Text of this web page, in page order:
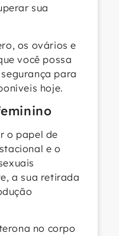
sua
os ovários e
você possa
para
hoje.
o papel de
e o
a sua retirada
no corpo